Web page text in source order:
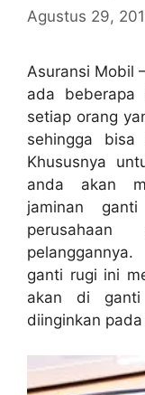
Agustus 29,
Asuransi Mobil
ada beberapa
setiap orang
sehingga
Khususnya
anda akan
jaminan
ganti rugi ini
akan di
diinginkan